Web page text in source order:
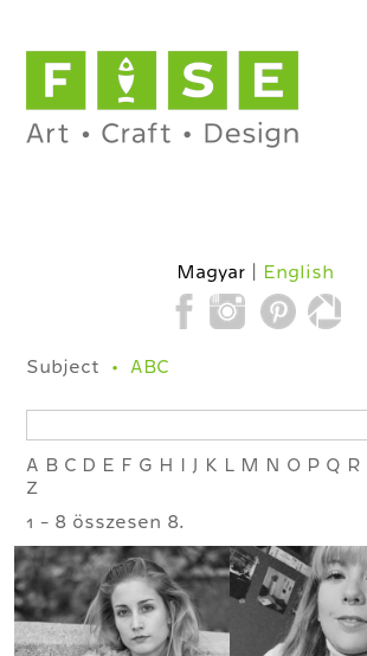
Magyar English
Subject ABC
A B C D E F G H K L M N O P Q R
Z
1 - 8 összesen 8.